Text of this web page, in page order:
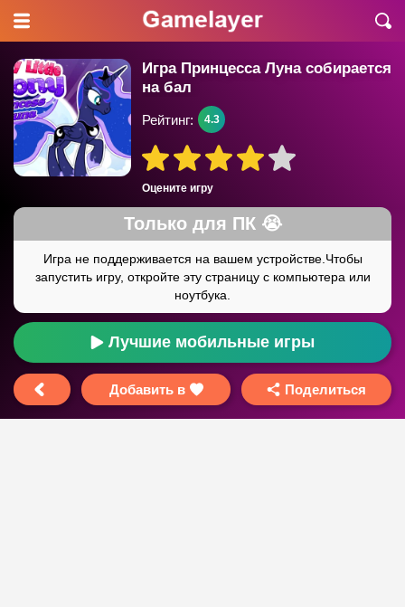
Игра Принцесса Луна собирается
на бал
Оцените игру
Рейтинг: 4.3
Лучшие мобильные игры
Добавить в Поделиться